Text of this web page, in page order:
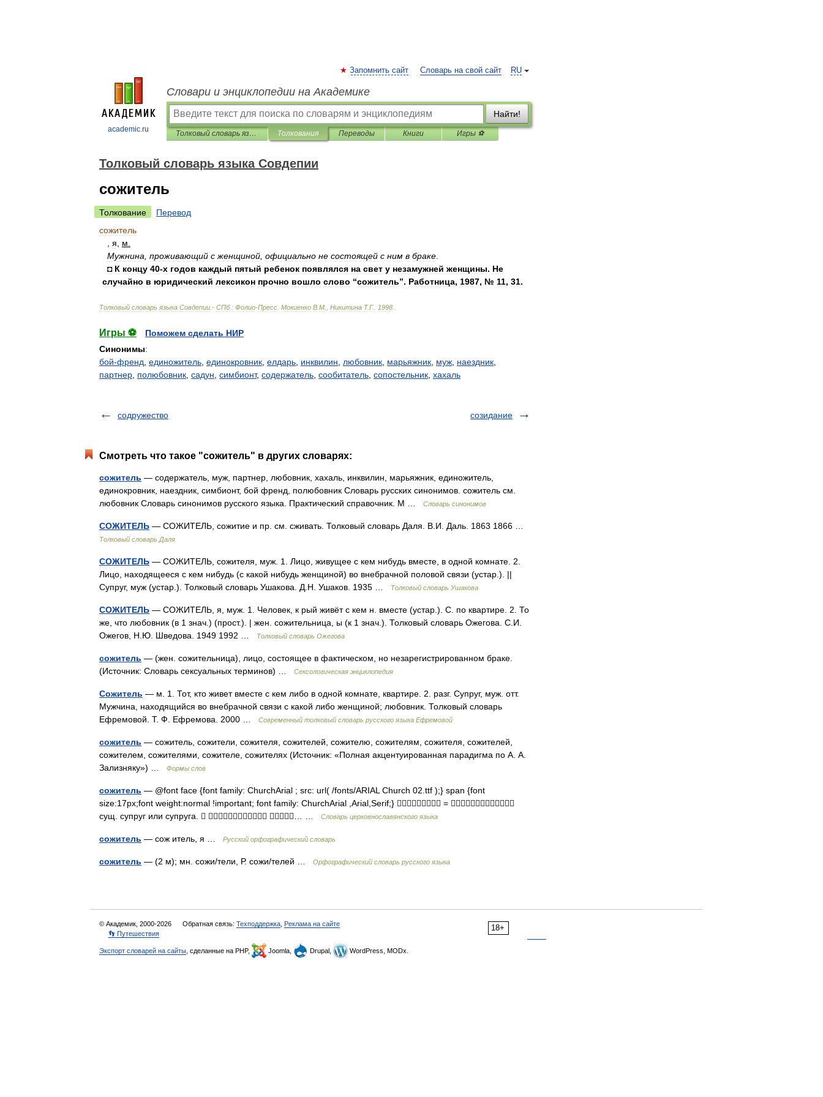
academic.ru
RU
Запомнить сайт Словарь на свой сайт
Словари и энциклопедии на Академике
Найти!
Толковый словарь языка Совдепии Толкования Переводы Книги Игры ⚽
Толковый словарь языка Совдепии
сожитель
Толкование
Перевод
сожитель
я м
Мужнина проживающий с женщиной официально не состоящей с ним в браке
◘ К концу 40-х годов каждый пятый ребенок появлялся на свет у незамужней женщины. Не
случайно в юридический лексикон прочно вошло слово “сожитель”. Работница, 1987, № 11, 31.
Толковый словарь языка Совдепии .- СПб. : Фолио-Пресс Мокиенко В М Никитина Т.Г. 1998
Игры ⚽
Поможем сделать НИР
Синонимы:
бой-френд единожитель единокровник елдарь инквилин любовник марьяжник муж наездник
партнер полюбовник садун симбионт, содержатель сообитатель сопостельник хахаль
содружество созидание
Смотреть что такое "сожитель" в других словарях:
сожитель — содержатель, муж, партнер, любовник, хахаль, инквилин, марьяжник, единожитель,
единокровник, наездник, симбионт, бой френд, полюбовник Словарь русских синонимов. сожитель см.
любовник Словарь синонимов русского языка. Практический справочник. М …
Словарь синонимов
СОЖИТЕЛЬ — СОЖИТЕЛЬ, сожитие и пр. см. сживать. Толковый словарь Даля. В.И. Даль. 1863 1866 …
Толковый словарь Даля
СОЖИТЕЛЬ — СОЖИТЕЛЬ, сожителя, муж. 1. Лицо, живущее с кем нибудь вместе, в одной комнате. 2.
Лицо, находящееся с кем нибудь (с какой нибудь женщиной) во внебрачной половой связи (устар.). ||
Супруг, муж (устар.). Толковый словарь Ушакова. Д.Н. Ушаков. 1935 …
Толковый словарь Ушакова
СОЖИТЕЛЬ — СОЖИТЕЛЬ, я, муж. 1. Человек, к рый живёт с кем н. вместе (устар.). С. по квартире. 2. То
же, что любовник (в 1 знач.) (прост.). | жен. сожительница, ы (к 1 знач.). Толковый словарь Ожегова. С.И.
Ожегов, Н.Ю. Шведова. 1949 1992 …
Толковый словарь Ожегова
сожитель — (жен. сожительница), лицо, состоящее в фактическом, но незарегистрированном браке.
(Источник: Словарь сексуальных терминов) …
Сексологическая энциклопедия
Сожитель — м. 1. Тот, кто живет вместе с кем либо в одной комнате, квартире. 2. разг. Супруг, муж. отт.
Мужчина, находящийся во внебрачной связи с какой либо женщиной; любовник. Толковый словарь
Ефремовой. Т. Ф. Ефремова. 2000 …
Современный толковый словарь русского языка Ефремовой
сожитель — сожитель, сожители, сожителя, сожителей, сожителю, сожителям, сожителя, сожителей,
сожителем, сожителями, сожителе, сожителях (Источник: «Полная акцентуированная парадигма по А. А.
Зализняку») …
Формы слов
сожитель — @font face {font family: ChurchArial ; src: url( /fonts/ARIAL Church 02.ttf );} span {font
size:17px;font weight:normal !important; font family: ChurchArial ,Arial,Serif;}  = 
сущ. супруг или супруга.   … …
Словарь церковнославянского языка
сожитель — сож итель, я … Русский орфографический словарь
сожитель — (2 м); мн. сожи/тели, Р. сожи/телей … Орфографический словарь русского языка
18+
© Академик, 2000-2026 Обратная связь: Техподдержка Реклама на сайте
👣 Путешествия
Экспорт словарей на сайты , сделанные на PHP, Joomla, Drupal, WordPress, MODx.